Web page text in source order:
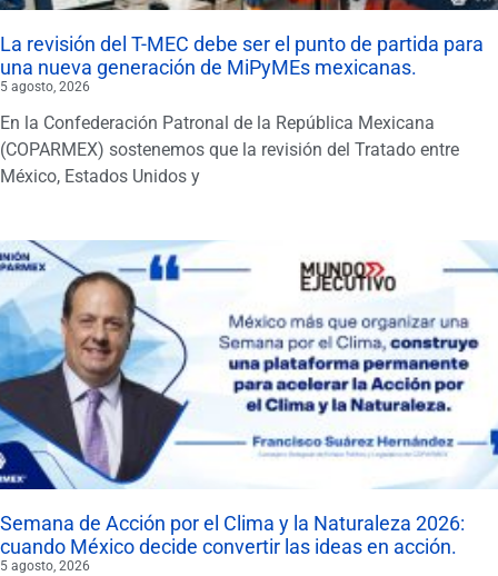
La revisión del T-MEC debe ser el punto de partida para
una nueva generación de MiPyMEs mexicanas.
5 agosto, 2026
En la Confederación Patronal de la República Mexicana
(COPARMEX) sostenemos que la revisión del Tratado entre
México, Estados Unidos y
Semana de Acción por el Clima y la Naturaleza 2026:
cuando México decide convertir las ideas en acción.
5 agosto, 2026